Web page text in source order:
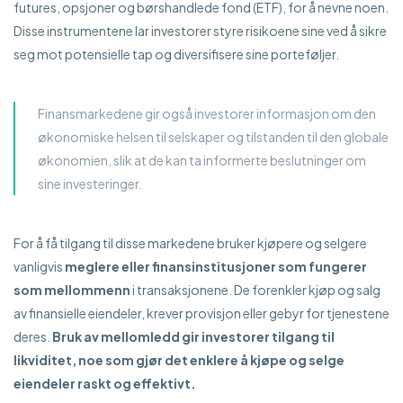
futures, opsjoner og børshandlede fond (ETF), for å nevne noen.
Disse instrumentene lar investorer styre risikoene sine ved å sikre
seg mot potensielle tap og diversifisere sine porteføljer.
Finansmarkedene gir også investorer informasjon om den
økonomiske helsen til selskaper og tilstanden til den globale
økonomien, slik at de kan ta informerte beslutninger om
sine investeringer.
For å få tilgang til disse markedene bruker kjøpere og selgere
vanligvis meglere eller finansinstitusjoner som fungerer
som mellommenni transaksjonene. De forenkler kjøp og salg
av finansielle eiendeler, krever provisjon eller gebyr for tjenestene
deres. Bruk av mellomledd gir investorer tilgang til
likviditet, noe som gjør det enklere å kjøpe og selge
eiendeler raskt og effektivt.